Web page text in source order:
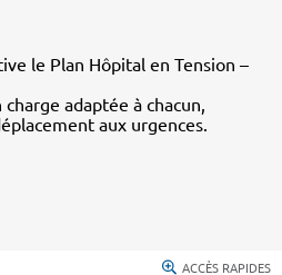
le Plan Hôpital en Tension –
adaptée à chacun,
aux urgences.
ACCÈS RAPIDES